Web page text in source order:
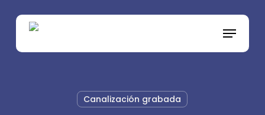
content
Menu
Canalización grabada